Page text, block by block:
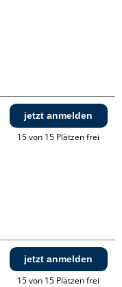
jetzt anmelden
15 von 15 Plätzen frei
jetzt anmelden
15 von 15 Plätzen frei